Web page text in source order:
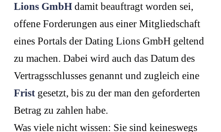
Lions GmbH damit beauftragt worden sei,
offene Forderungen aus einer Mitgliedschaft
eines Portals der Dating Lions GmbH geltend
zu machen. Dabei wird auch das Datum des
Vertragsschlusses genannt und zugleich eine
Frist gesetzt, bis zu der man den geforderten
Betrag zu zahlen habe.
Was viele nicht wissen: Sie sind keineswegs